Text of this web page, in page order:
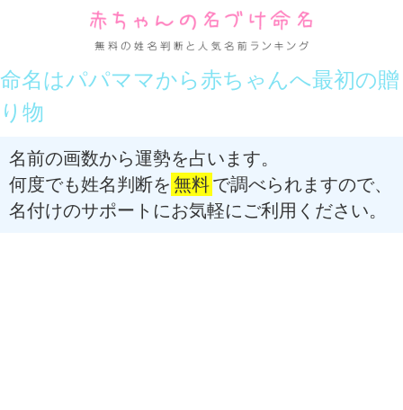
命名はパパママから赤ちゃんへ最初の贈
り物
名前の画数から運勢を占います。
何度でも姓名判断を 無料で調べられますので、
名付けのサポートにお気軽にご利用ください。